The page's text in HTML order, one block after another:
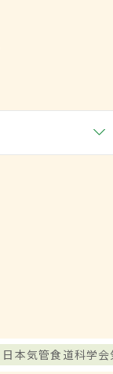
日本気管食道科学